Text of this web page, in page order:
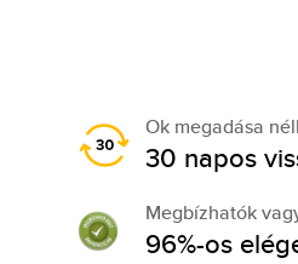
Ok megadása
30 napos
Megbízhatók
96%-os